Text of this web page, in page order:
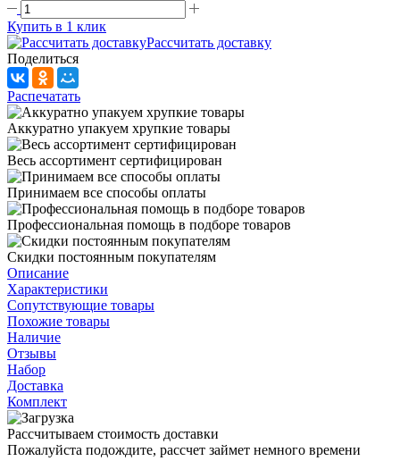
Купить в 1 клик
Рассчитать доставку
Поделиться
Распечатать
Аккуратно упакуем хрупкие товары
Весь ассортимент сертифицирован
Принимаем все способы оплаты
Профессиональная помощь в подборе товаров
Скидки постоянным покупателям
Описание
Характеристики
Сопутствующие товары
Похожие товары
Наличие
Отзывы
Набор
Доставка
Комплект
Рассчитываем стоимость доставки
Пожалуйста подождите, рассчет займет немного времени